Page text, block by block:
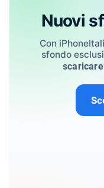
Nuovi
Con
sfondo
scaricare